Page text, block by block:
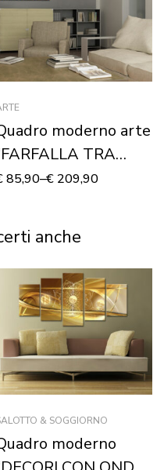
moderno arte
TRA
– Stampa su
85,90–€ 209,90
anche
& SOGGIORNO
moderno